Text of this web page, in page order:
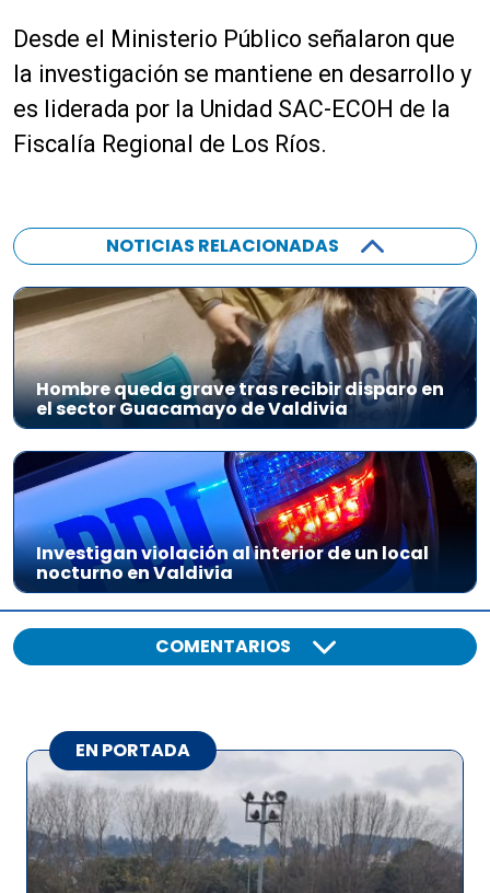
Desde el Ministerio Público señalaron que
la investigación se mantiene en desarrollo y
es liderada por la Unidad SAC-ECOH de la
Fiscalía Regional de Los Ríos.
NOTICIAS RELACIONADAS
Hombre queda grave tras recibir disparo en
el sector Guacamayo de Valdivia
Investigan violación al interior de un local
nocturno en Valdivia
COMENTARIOS
EN PORTADA